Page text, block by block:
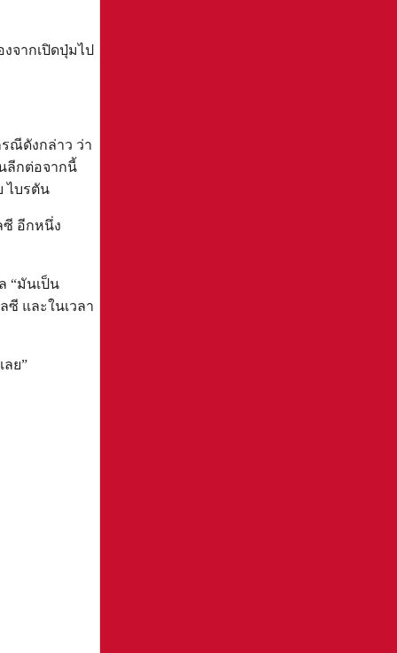
จากเปิดปุ่มไป
ณีดังกล่าว ว่า
ลีกต่อจากนี้
ไบรตัน
ซี อีกหนึ่ง
“มันเป็น
ซี และในเวลา
ลย”